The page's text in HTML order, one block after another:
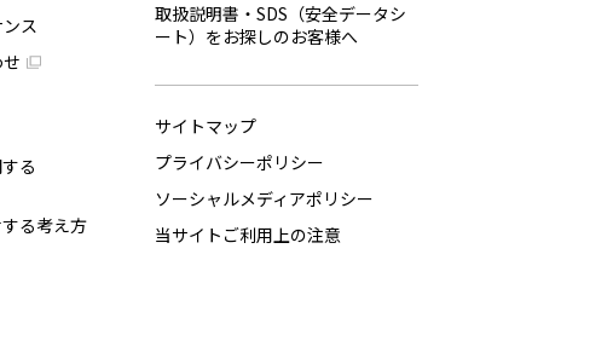
ス
る
る考え方
取扱説明書・SDS（安全データシ
ート）をお探しのお客様へ
サイトマップ
プライバシーポリシー
ソーシャルメディアポリシー
当サイトご利用上の注意